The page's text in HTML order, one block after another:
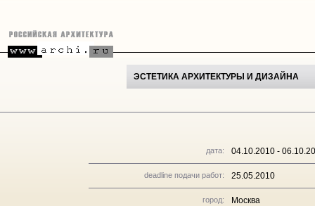
ЭСТЕТИКА АРХИТЕКТУРЫ И ДИЗАЙНА
дата: 04.10.2010 -
deadline подачи работ: 25.05.2010
город: Москва